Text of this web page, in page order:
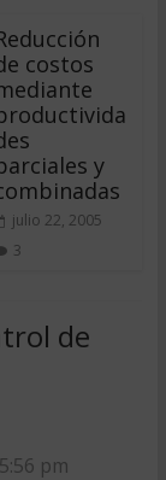
costos
y
julio 22, 2005
3
de
pm